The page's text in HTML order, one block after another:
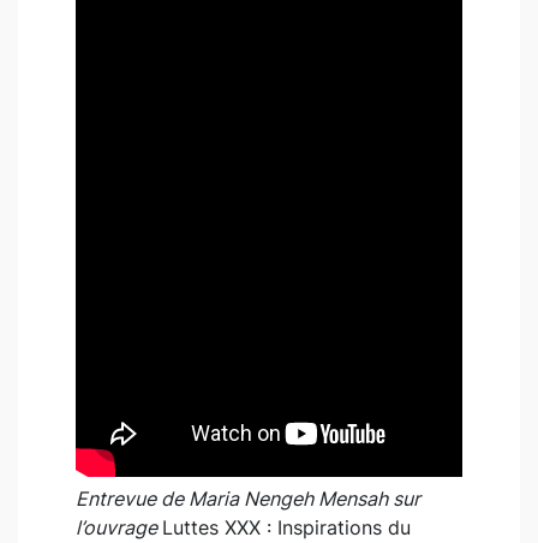
Entrevue de Maria Nengeh Mensah sur
l’ouvrage Luttes XXX : Inspirations du